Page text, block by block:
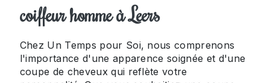
coiffeur homme à Leers
Chez Un Temps pour Soi, nous comprenons
l'importance d'une apparence soignée et d'une
coupe de cheveux qui reflète votre